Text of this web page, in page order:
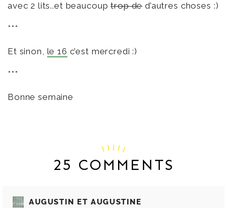
avec 2 lits..et beaucouptrop ded’autres choses :)
***
Et sinon, le 16 c’est mercredi :)
***
Bonne semaine
25 COMMENTS
AUGUSTIN ET AUGUSTINE